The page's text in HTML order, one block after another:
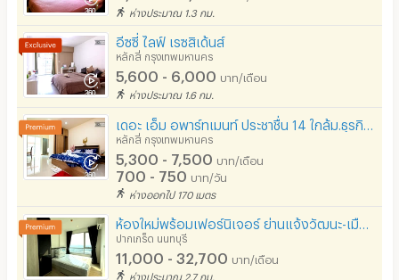
- Art Galleries
- Co - Working Space
- ห้อง Home theater
- ห้องนั่งเล่น พักคอย
- ลิฟท์
- ประตูใหญ่ สำหรับรถยนต์ / รถจักรยานยนต์ เปิด-ปิด ผ่านมือ
ถือ
- ช่องจอดรถยนต์ รถจักรยานยนต์ และ ช่องจอดจักรยาน
- ช่องจอดรถ + ลานจอดรถ สามารถรับรองรถยนต์ได้ 90%
ของจำนวนห้องพัก
- ตู้น้ำหยอดเหรียญ และ เครื่องซักผ้าหยอดเหรียญ
เคเบิลทีวี / ดาวเทียม
มีระบบรักษาความปลอดภัย (keycard)
มีระบบรักษาความปลอดภัย (สแกนลายนิ้วมือ)
กล้องวงจรปิด (CCTV)
ร้านขายอาหาร
ร้านค้า สะดวกซื้อ
ห่างประมาณ 1.3 กม.
อีซซี่ ไลฟ์ เรซสิเด้นส์
หลักสี่ กรุงเทพมหานคร
5,600 - 6,000 บาท/เดือน
ห่างประมาณ 1.6 กม.
หลักสี่ กรุงเทพมหานคร
5,300 - 7,500 บาท/เดือน
700 - 750 บาท/วัน
ห่างออกไป 170 เมตร
ปากเกร็ด นนทบุรี
11,000 - 32,700 บาท/เดือน
ห่างประมาณ 2.7 กม.